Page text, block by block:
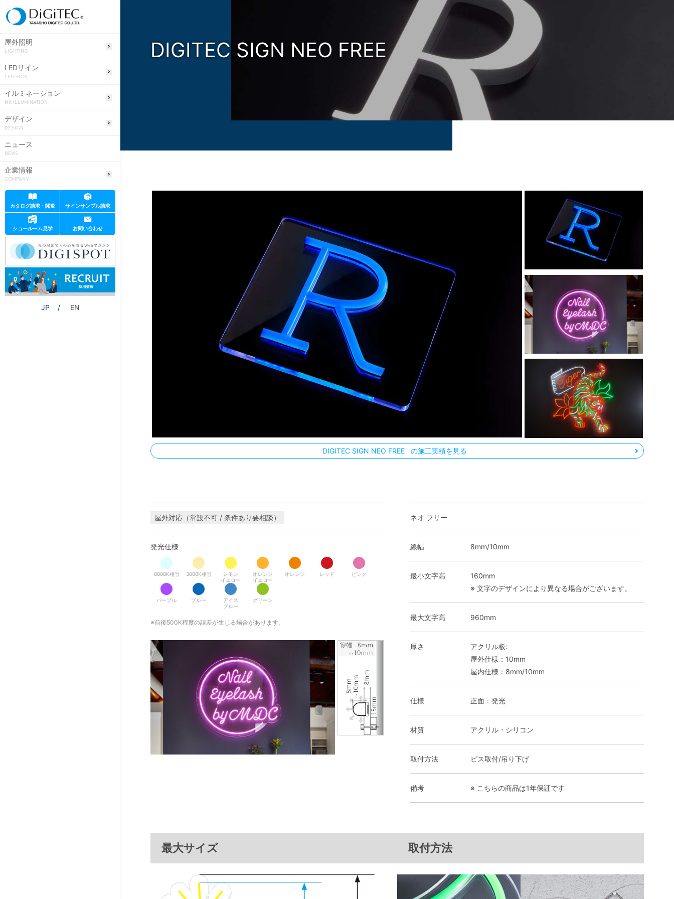
屋外照明
LIGHTING
LEDサイン
LED SIGN
イルミネーション
MK ILLUMINATION
デザイン
DESIGN
ニュース
NEWS
企業情報
COMPANY
カタログ請求・閲覧 サインサンプル請求
ショールーム見学 お問い合わせ
JP EN
DIGITEC SIGN NEO FREE
DIGITEC SIGN NEO FREE の施工実績を見る
屋外対応（常設不可 / 条件あり要相談）
発光仕様
8000K相当 3000K相当
レモン
イエロー
オレンジ
イエロー
オレンジ レッド ピンク
パープル ブルー
アイス
ブルー
グリーン
※前後500K程度の誤差が生じる場合があります。
ネオ フリー
線幅 8mm/10mm
最小文字高
160mm
※ 文字のデザインにより異なる場合がございます。
最大文字高 960mm
厚さ
アクリル板:
屋外仕様：10mm
屋内仕様：8mm/10mm
仕様 正面：発光
材質 アクリル・シリコン
取付方法 ビス取付/吊り下げ
備考 ※ こちらの商品は1年保証です
最大サイズ 取付方法